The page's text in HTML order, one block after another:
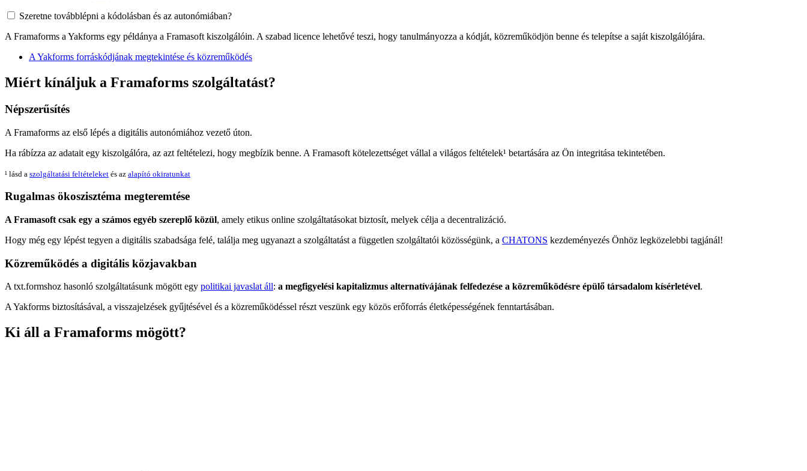
Szeretne továbblépni a kódolásban és az autonómiában?
A Framaforms a Yakforms egy példánya a Framasoft kiszolgálóin. A szabad licence lehetővé teszi, hogy tanulmányozza a kódját, közreműködjön benne és telepítse a saját kiszolgálójára.
A Yakforms forráskódjának megtekintése és közreműködés
Miért kínáljuk a Framaforms szolgáltatást?
Népszerűsítés
A Framaforms az első lépés a digitális autonómiához vezető úton.
Ha rábízza az adatait egy kiszolgálóra, az azt feltételezi, hogy megbízik benne. A Framasoft kötelezettséget vállal a világos feltételek¹ betartására az Ön integritása tekintetében.
¹ lásd a szolgáltatási feltételeket és az alapító okiratunkat
Rugalmas ökoszisztéma megteremtése
A Framasoft csak egy a számos egyéb szereplő közül, amely etikus online szolgáltatásokat biztosít, melyek célja a decentralizáció.
Hogy még egy lépést tegyen a digitális szabadsága felé, találja meg ugyanazt a szolgáltatást a független szolgáltatói közösségünk, a CHATONS kezdeményezés Önhöz legközelebbi tagjánál!
Közreműködés a digitális közjavakban
A txt.formshoz hasonló szolgáltatásunk mögött egy politikai javaslat áll: a megfigyelési kapitalizmus alternatívájának felfedezése a közreműködésre épülő társadalom kísérletével.
A Yakforms biztosításával, a visszajelzések gyűjtésével és a közreműködéssel részt veszünk egy közös erőforrás életképességének fenntartásában.
Ki áll a Framaforms mögött?